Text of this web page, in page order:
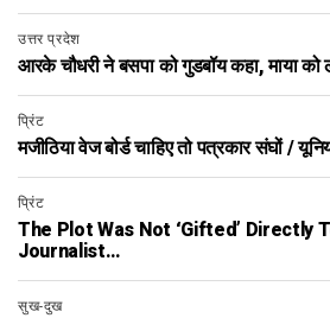
उत्तर प्रदेश
आरके चौधरी ने बसपा को गुडबॉय कहा, माया को
प्रिंट
मजीठिया वेज बोर्ड चाहिए तो पत्रकार संघों /
प्रिंट
The Plot Was Not ‘gifted’ Directly
Journalist…
सुख-दुख